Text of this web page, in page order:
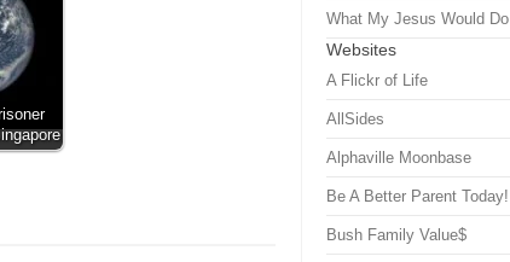
What My Jesus Would Do
Websites
A Flickr of Life
AllSides
Alphaville Moonbase
Be A Better Parent Today!
Bush Family Value$